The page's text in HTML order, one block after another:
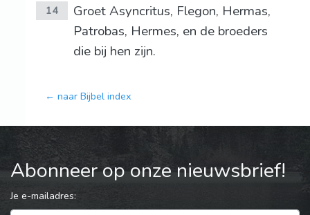
14
Groet Asyncritus, Flegon, Hermas,
Patrobas, Hermes, en de broeders
die bij hen zijn.
← naar Bijbel index
Abonneer op onze nieuwsbrief!
Je e-mailadres: